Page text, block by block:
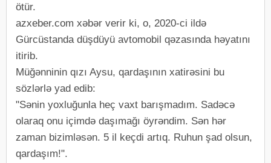
ötür.
azxeber.com xəbər verir ki, o, 2020-ci ildə
Gürcüstanda düşdüyü avtomobil qəzasında həyatını
itirib.
Müğənninin qızı Aysu, qardaşının xatirəsini bu
sözlərlə yad edib:
"Sənin yoxluğunla heç vaxt barışmadım. Sadəcə
olaraq onu içimdə daşımağı öyrəndim. Sən hər
zaman bizimləsən. 5 il keçdi artıq. Ruhun şad olsun,
qardaşım!".